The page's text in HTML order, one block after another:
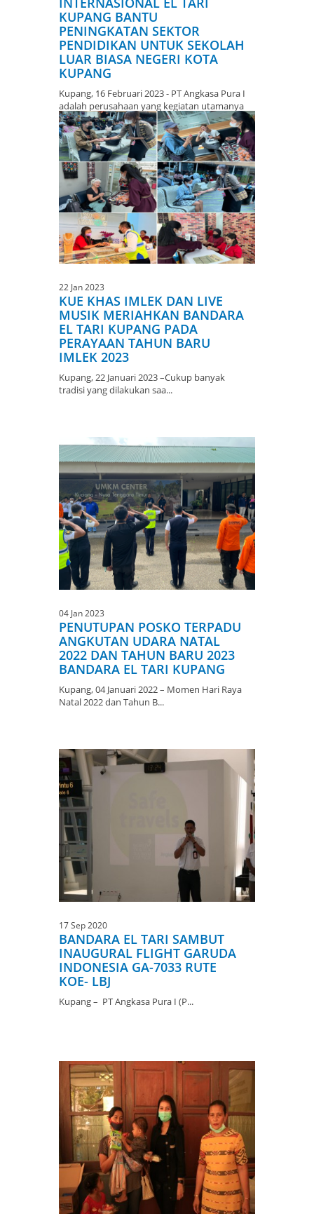
KUPANG BANTU
PENINGKATAN SEKTOR
PENDIDIKAN UNTUK SEKOLAH
LUAR BIASA NEGERI KOTA
KUPANG
Kupang, 16 Februari 2023 - PT Angkasa Pura I
adalah perusahaan yang kegiatan utamanya
adalah meng...
22 Jan 2023
KUE KHAS IMLEK DAN LIVE
MUSIK MERIAHKAN BANDARA
EL TARI KUPANG PADA
PERAYAAN TAHUN BARU
IMLEK 2023
Kupang, 22 Januari 2023 –Cukup banyak
tradisi yang dilakukan saa...
04 Jan 2023
PENUTUPAN POSKO TERPADU
ANGKUTAN UDARA NATAL
2022 DAN TAHUN BARU 2023
BANDARA EL TARI KUPANG
Kupang, 04 Januari 2022 – Momen Hari Raya
Natal 2022 dan Tahun B...
17 Sep 2020
BANDARA EL TARI SAMBUT
INAUGURAL FLIGHT GARUDA
INDONESIA GA-7033 RUTE
KOE- LBJ
Kupang – PT Angkasa Pura I (P...